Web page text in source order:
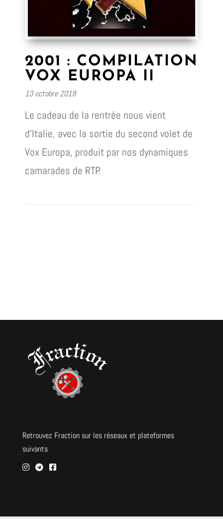
2001 : COMPILATION
VOX EUROPA II
13 octobre 2019
Le cadeau de la rentrée nous vient
d’Italie, avec la sortie du second volet de
Vox Europa, produit par nos dynamiques
camarades de RTP.
Retrouvez Fraction sur les réseaux et plateformes
suivants